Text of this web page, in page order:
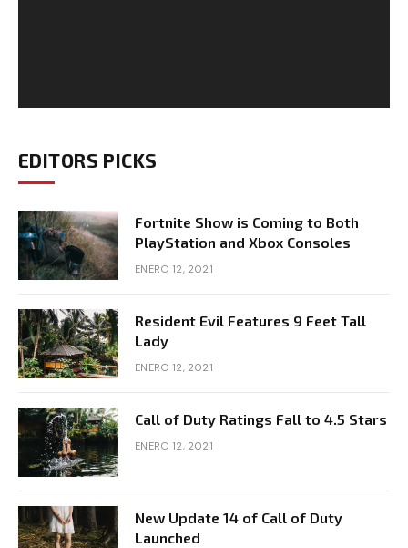
EDITORS PICKS
Fortnite Show is Coming to Both
PlayStation and Xbox Consoles
ENERO 12, 2021
Resident Evil Features 9 Feet Tall
Lady
ENERO 12, 2021
Call of Duty Ratings Fall to 4.5 Stars
ENERO 12, 2021
New Update 14 of Call of Duty
Launched